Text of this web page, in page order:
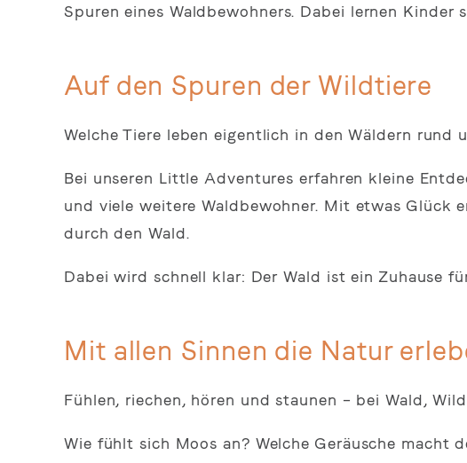
Spuren eines Waldbewohners. Dabei lernen
Auf den Spuren der Wildtiere
Welche Tiere leben eigentlich in den Wäldern rund
Bei unseren Little Adventures erfahren kleine
und viele weitere Waldbewohner. Mit etwas Glück
durch den Wald.
Dabei wird schnell klar: Der Wald ist ein Zuhause
Mit allen Sinnen die Natur
Fühlen, riechen, hören und staunen – bei Wald,
Wie fühlt sich Moos an? Welche Geräusche macht